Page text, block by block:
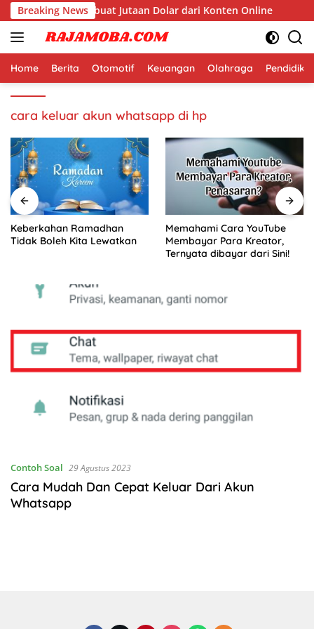
Langsung
ke
konten
Breaking News
Dunia yang Membuat Jutaan Dolar dari Konten Online
Home Berita Otomotif Keuangan Olahraga
cara keluar akun whatsapp di hp
Keberkahan Ramadhan
Tidak Boleh Kita Lewatkan
Memahami Cara YouTube
Membayar Para Kreator,
Ternyata dibayar dari Sini!
Contoh Soal 29 Agustus 2023
Cara Mudah Dan Cepat Keluar Dari Akun
Whatsapp